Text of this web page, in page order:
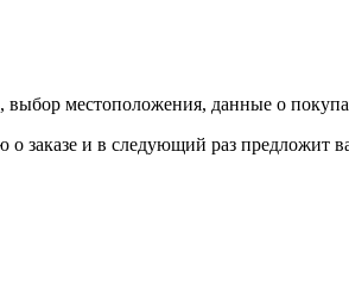
выбор местоположения, данные о
заказе и в следующий раз предложит